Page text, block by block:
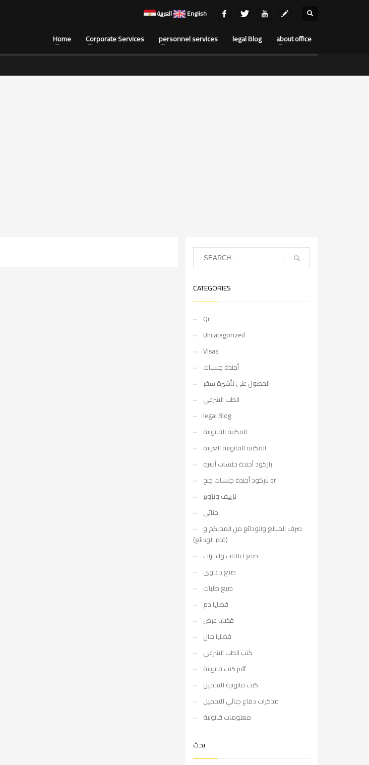
English
Home Corporate Services personnel services legal Blog about office
CATEGORIES
Qr
Uncategorized
Visas
أجندة جلسات
الحصول على تأشيرة سفر
الطب الشرعي
legal Blog
المكتبة القانونية
المكتبة القانونية العربية
باركود أجندة جلسات أسرة
باركود أجندة جلسات جنح qr
تزييف وتزوير
جنائى
صرف المبالغ والودائع من المحاكم و
(قلم الودائع)
صيغ اعلانات وانذارات
صيغ دعاوى
صيغ طلبات
قضايا دم
قضايا عرض
قضايا مال
كتب الطب الشرعي
كتب قانونية pdf
كتب قانونية للتحميل
مذكرات دفاع جنائي للتحميل
معلومات قانونية
بحث